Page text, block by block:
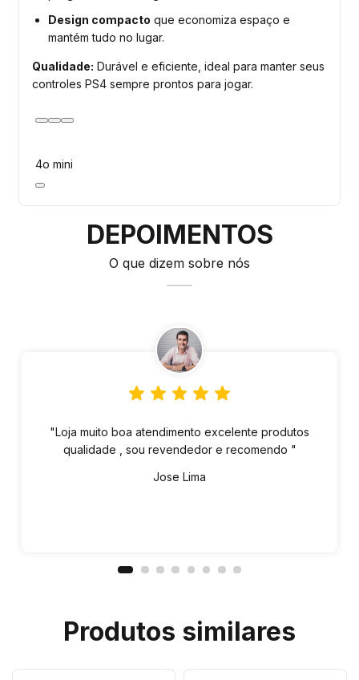
Design compacto que economiza espaço e
mantém tudo no lugar.
Qualidade: Durável e eficiente, ideal para manter seus
controles PS4 sempre prontos para jogar.
4o mini
DEPOIMENTOS
O que dizem sobre nós
"Loja muito boa atendimento excelente produtos
qualidade , sou revendedor e recomendo "
Jose Lima
Produtos similares